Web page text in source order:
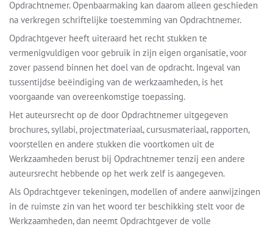
Opdrachtnemer. Openbaarmaking kan daarom alleen geschieden
na verkregen schriftelijke toestemming van Opdrachtnemer.
Opdrachtgever heeft uiteraard het recht stukken te
vermenigvuldigen voor gebruik in zijn eigen organisatie, voor
zover passend binnen het doel van de opdracht. Ingeval van
tussentijdse beëindiging van de werkzaamheden, is het
voorgaande van overeenkomstige toepassing.
Het auteursrecht op de door Opdrachtnemer uitgegeven
brochures, syllabi, projectmateriaal, cursusmateriaal, rapporten,
voorstellen en andere stukken die voortkomen uit de
Werkzaamheden berust bij Opdrachtnemer tenzij een andere
auteursrecht hebbende op het werk zelf is aangegeven.
Als Opdrachtgever tekeningen, modellen of andere aanwijzingen
in de ruimste zin van het woord ter beschikking stelt voor de
Werkzaamheden, dan neemt Opdrachtgever de volle